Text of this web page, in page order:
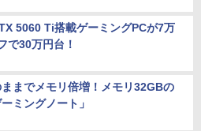
5060 Ti搭載ゲーミングPCが7万
で30万円台！
までメモリ倍増！メモリ32GBの
ーミングノート」